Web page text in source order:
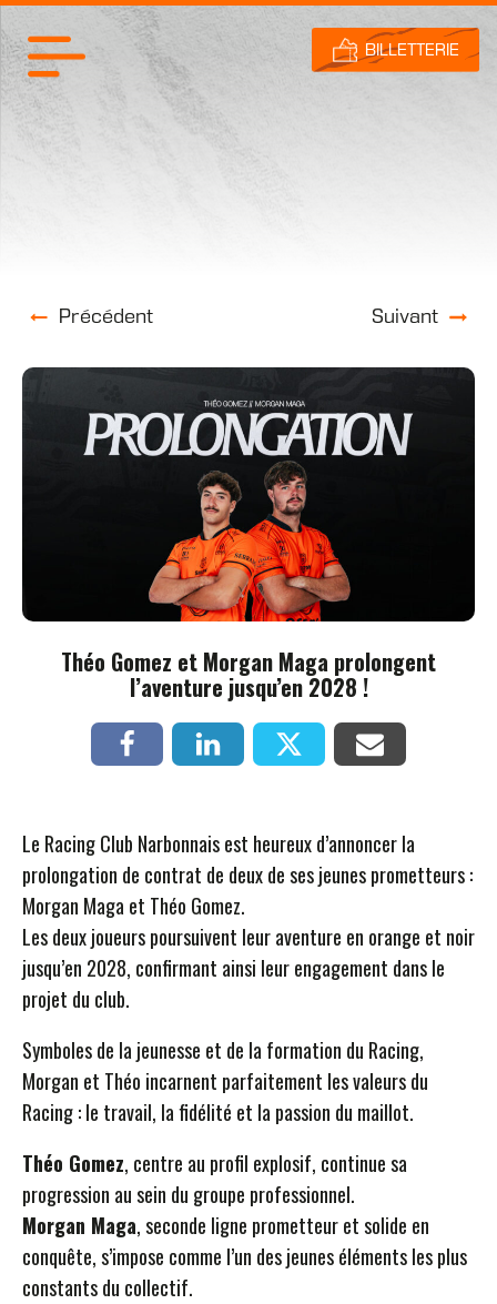
Précédent Suivant
Théo Gomez et Morgan Maga prolongent
l’aventure jusqu’en 2028 !
Le Racing Club Narbonnais est heureux d’annoncer la
prolongation de contrat de deux de ses jeunes prometteurs :
Morgan Maga et Théo Gomez.
Les deux joueurs poursuivent leur aventure en orange et noir
jusqu’en 2028, confirmant ainsi leur engagement dans le
projet du club.
Symboles de la jeunesse et de la formation du Racing,
Morgan et Théo incarnent parfaitement les valeurs du
Racing : le travail, la fidélité et la passion du maillot.
Théo Gomez, centre au profil explosif, continue sa
progression au sein du groupe professionnel.
Morgan Maga, seconde ligne prometteur et solide en
conquête, s’impose comme l’un des jeunes éléments les plus
constants du collectif.
BILLETTERIE